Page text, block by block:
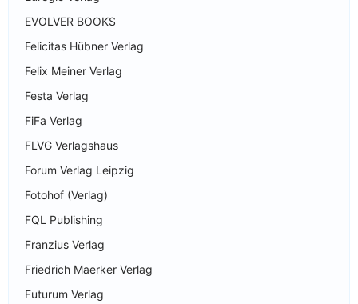
EVOLVER BOOKS
Felicitas Hübner Verlag
Felix Meiner Verlag
Festa Verlag
FiFa Verlag
FLVG Verlagshaus
Forum Verlag Leipzig
Fotohof (Verlag)
FQL Publishing
Franzius Verlag
Friedrich Maerker Verlag
Futurum Verlag